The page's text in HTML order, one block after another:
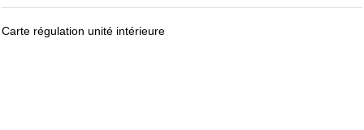
Carte régulation unité intérieure